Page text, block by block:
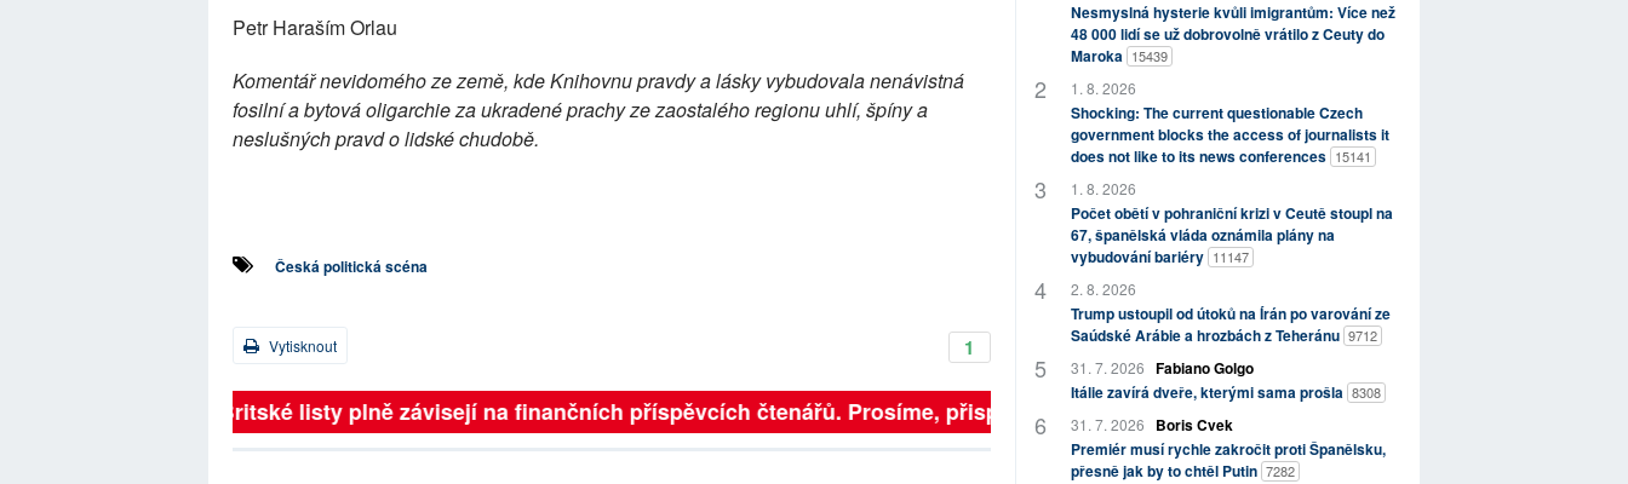
Petr Haraším Orlau
Komentář nevidomého ze země, kde Knihovnu pravdy a lásky vybudovala nenávistná
fosilní a bytová oligarchie za ukradené prachy ze zaostalého regionu uhlí, špíny a
neslušných pravd o lidské chudobě.
Česká politická scéna
1
Vytisknout
Britské listy plně závisejí na finančních příspěvcích čtenářů. Prosíme, přispějte. ➥
Nesmyslná hysterie kvůli imigrantům: Více než
48 000 lidí se už dobrovolně vrátilo z Ceuty do
Maroka 15439
1. 8. 2026
Shocking: The current questionable Czech
government blocks the access of journalists it
does not like to its news conferences 15141
1. 8. 2026
Počet obětí v pohraniční krizi v Ceutě stoupl na
67, španělská vláda oznámila plány na
vybudování bariéry 11147
2. 8. 2026
Trump ustoupil od útoků na Írán po varování ze
Saúdské Arábie a hrozbách z Teheránu 9712
31. 7. 2026 Fabiano Golgo
Itálie zavírá dveře, kterými sama prošla 8308
31. 7. 2026
Boris Cvek
Premiér musí rychle zakročit proti Španělsku,
přesně jak by to chtěl Putin 7282